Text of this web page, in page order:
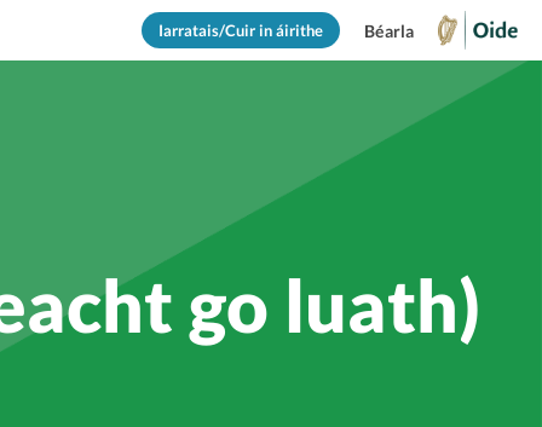
Iarratais/Cuir in áirithe Béarla
go luath)